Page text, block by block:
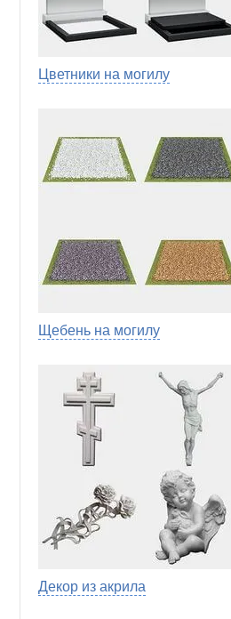
Цветники на могилу
Щебень на могилу
Декор из акрила